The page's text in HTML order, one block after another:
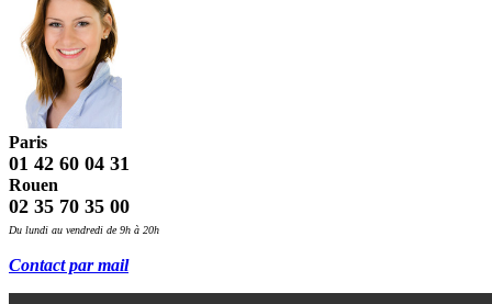
Paris
01 42 60 04 31
Rouen
02 35 70 35 00
Du lundi au vendredi de 9h à 20h
Contact par mail